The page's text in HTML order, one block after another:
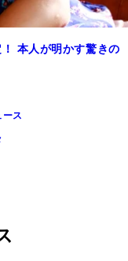
本人が明かす驚きの
ース